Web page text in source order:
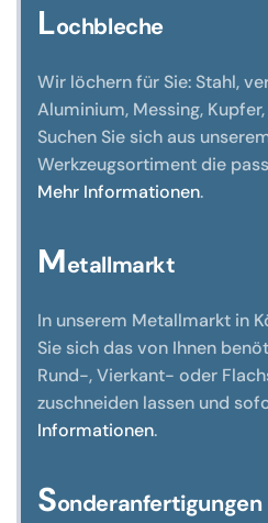
auf
der
gewählt
werden
Lochbleche
Wir löchern für Sie: Stahl,
Aluminium, Messing,
Suchen Sie sich aus
Werkzeugsortiment die
Mehr Informationen.
Metallmarkt
In unserem Metallmarkt in
Sie sich das von Ihnen
Rund-, Vierkant- oder
zuschneiden lassen und
Informationen.
Sonderanfertigungen